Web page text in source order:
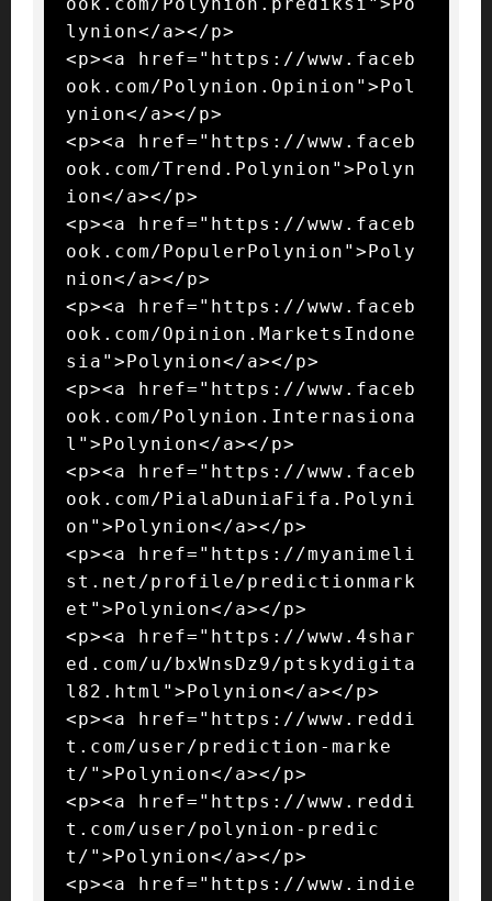
lynion</a></p>
<p><a href="https://www.faceb
ook.com/Polynion.Opinion">Pol
ynion</a></p>
<p><a href="https://www.faceb
ook.com/Trend.Polynion">Polyn
ion</a></p>
<p><a href="https://www.faceb
ook.com/PopulerPolynion">Poly
nion</a></p>
<p><a href="https://www.faceb
ook.com/Opinion.MarketsIndone
sia">Polynion</a></p>
<p><a href="https://www.faceb
ook.com/Polynion.Internasiona
l">Polynion</a></p>
<p><a href="https://www.faceb
ook.com/PialaDuniaFifa.Polyni
on">Polynion</a></p>
<p><a href="https://myanimeli
st.net/profile/predictionmark
et">Polynion</a></p>
<p><a href="https://www.4shar
ed.com/u/bxWnsDz9/ptskydigita
l82.html">Polynion</a></p>
<p><a href="https://www.reddi
t.com/user/prediction-marke
t/">Polynion</a></p>
<p><a href="https://www.reddi
t.com/user/polynion-predic
t/">Polynion</a></p>
<p><a href="https://www.indie